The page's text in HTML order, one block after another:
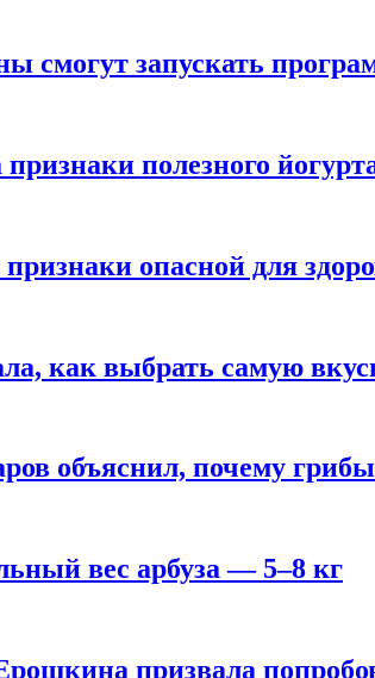
смогут запускать
полезного
признаки опасной для
как выбрать самую
объяснил, почему
вес арбуза — 5–8 кг
призвала